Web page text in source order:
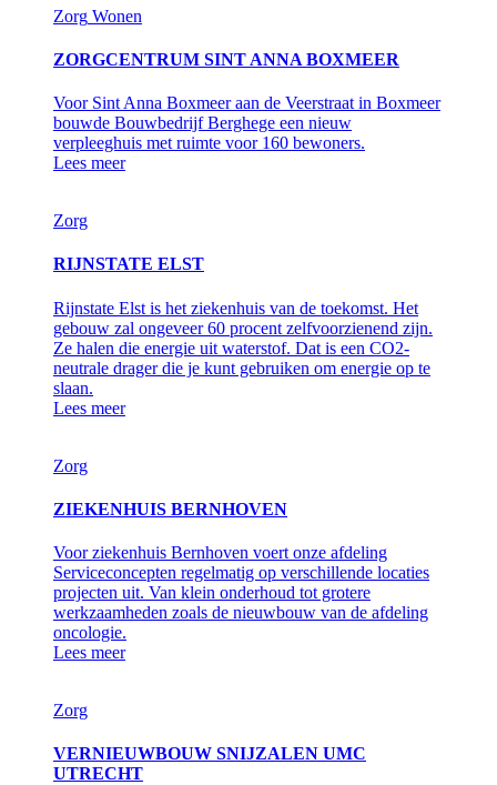
Zorg Wonen
ZORGCENTRUM SINT ANNA BOXMEER
Voor Sint Anna Boxmeer aan de Veerstraat in Boxmeer
bouwde Bouwbedrijf Berghege een nieuw
verpleeghuis met ruimte voor 160 bewoners.
Lees meer
Zorg
RIJNSTATE ELST
Rijnstate Elst is het ziekenhuis van de toekomst. Het
gebouw zal ongeveer 60 procent zelfvoorzienend zijn.
Ze halen die energie uit waterstof. Dat is een CO2-
neutrale drager die je kunt gebruiken om energie op te
slaan.
Lees meer
Zorg
ZIEKENHUIS BERNHOVEN
Voor ziekenhuis Bernhoven voert onze afdeling
Serviceconcepten regelmatig op verschillende locaties
projecten uit. Van klein onderhoud tot grotere
werkzaamheden zoals de nieuwbouw van de afdeling
oncologie.
Lees meer
Zorg
VERNIEUWBOUW SNIJZALEN UMC
UTRECHT